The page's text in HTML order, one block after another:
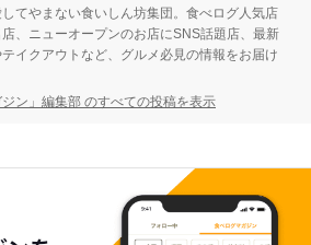
てやまない食いしん坊集団。食べログ人気店
、ニューオープンのお店にSNS話題店、最新
イクアウトなど、グルメ必見の情報をお届け
ジン」編集部 のすべての投稿を表示